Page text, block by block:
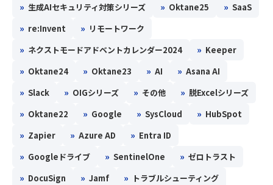
» 生成AIセキュリティ対策シリーズ » Oktane25 » SaaS
» re:Invent » リモートワーク
» ネクストモードアドベントカレンダー2024 » Keeper
» Oktane24 » Oktane23 » AI » Asana AI
» Slack » OIGシリーズ » その他 » 脱Excelシリーズ
» Oktane22 » Google » SysCloud » HubSpot
» Zapier » Azure AD » Entra ID
» Googleドライブ » SentinelOne » ゼロトラスト
» DocuSign » Jamf » トラブルシューティング